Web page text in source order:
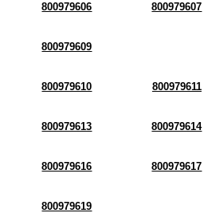
800979606 800979607
800979609
800979610 800979611
800979613 800979614
800979616 800979617
800979619